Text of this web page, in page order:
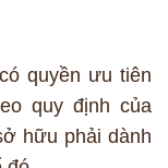
quyền ưu tiên
quy định của
hữu phải dành